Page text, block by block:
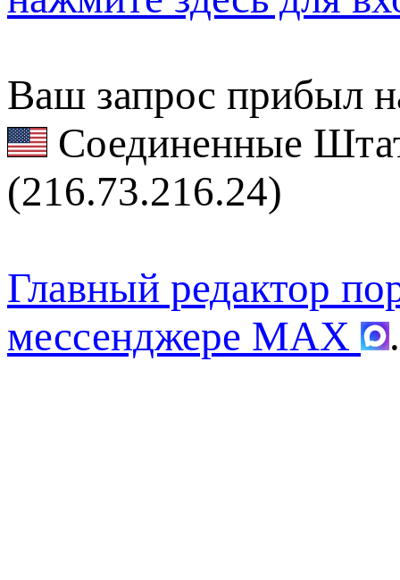
Ваш запрос прибыл
Соединенные
(216.73.216.24)
Главный редактор
мессенджере MAX
.